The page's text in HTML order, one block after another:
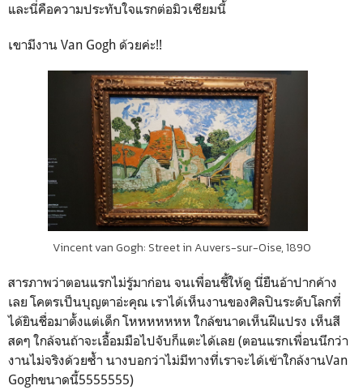
และนี่คือความประทับใจแรกต่อมิวเซียมนี้
เขามีงาน Van Gogh ด้วยค่ะ!!
Vincent van Gogh: Street in Auvers-sur-Oise, 1890
สารภาพว่าตอนแรกไม่รู้มาก่อน จนเพื่อนชี้ให้ดู นี่ยืนอ้าปากค้าง
เลย โคตรเป็นบุญตาอ่ะคุณ เราได้เห็นงานของศิลปินระดับโลกที่
ได้ยินชื่อมาตั้งแต่เด็ก โหหหหหหห ใกล้ขนาดเห็นฝีแปรง เห็นสี
สดๆ ใกล้จนถ้าจะเอื้อมมือไปจับก็แตะได้เลย (ตอนแรกเพื่อนนึกว่า
งานไม่จริงด้วยซ้ำ นางบอกว่าไม่มีทางที่เราจะได้เข้าใกล้งานVan
Goghขนาดนี้5555555)